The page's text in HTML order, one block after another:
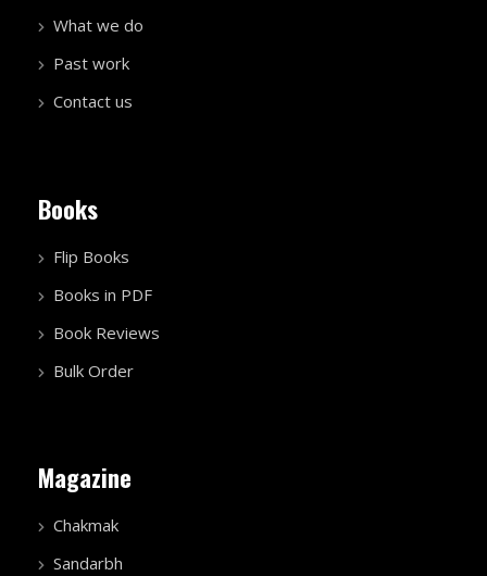
What we do
Past work
Contact us
Books
Flip Books
Books in PDF
Book Reviews
Bulk Order
Magazine
Chakmak
Sandarbh